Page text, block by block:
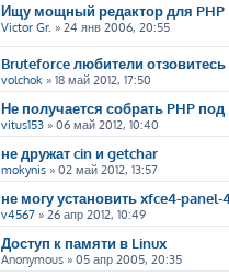
Ищу мощный редактор для PHP
Victor Gr. » 24 янв 2006, 20:55
Bruteforce любители отзовитесь
volchok » 18 май 2012, 17:50
Не получается собрать PHP под
vitus153 » 06 май 2012, 10:40
не дружат cin и getchar
mokynis » 02 май 2012, 13:57
не могу установить xfce4-panel-
v4567 » 26 апр 2012, 10:49
Доступ к памяти в Linux
Anonymous » 05 апр 2005, 20:35